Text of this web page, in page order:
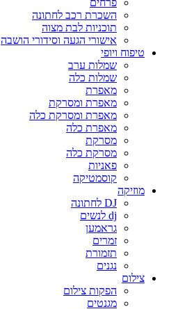
פרחים
השכרת רכב לחתונה
תוכניות לבת מצוה
אישורי הגעה וסידורי הושבה
טיפוח ויופי
שמלות ערב
שמלות כלה
מאפרת
מאפרת ומסרקת
מאפרת ומסרקת כלה
מאפרת כלה
מסרקת
מסרקת כלה
פאניות
קוסמטיקה
מוזיקה
DJ לחתונה
dj לנשים
גראמען
זמרים
תזמורת
נגנים
צילום
הפקות צילום
מגנטים